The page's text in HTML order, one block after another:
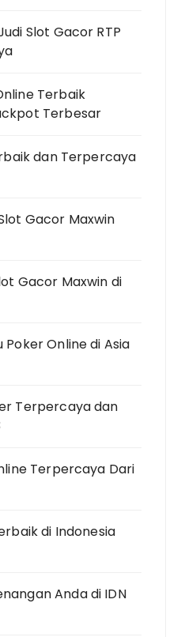
Slot Gacor RTP
Terbaik
Terbesar
dan Terpercaya
Gacor Maxwin
Gacor Maxwin di
Poker Online di Asia
Terpercaya dan
Terpercaya Dari
di Indonesia
Anda di IDN